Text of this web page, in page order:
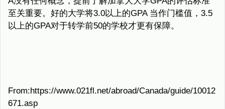
至关重要。好的大学将3.0以上的GPA 当作门槛值，3.5
以上的GPA对于转学前50的学校才更有保障。
From:https://www.021fl.net/abroad/Canada/guide/10012
671.asp